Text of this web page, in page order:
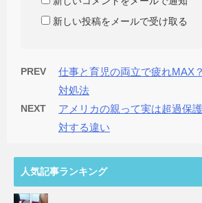
新しい投稿をメールで受け取る
PREV
仕事と育児の両立で疲れMAX
対処法
NEXT
アメリカの親って実は超過保
対する違い
人気記事ランキング